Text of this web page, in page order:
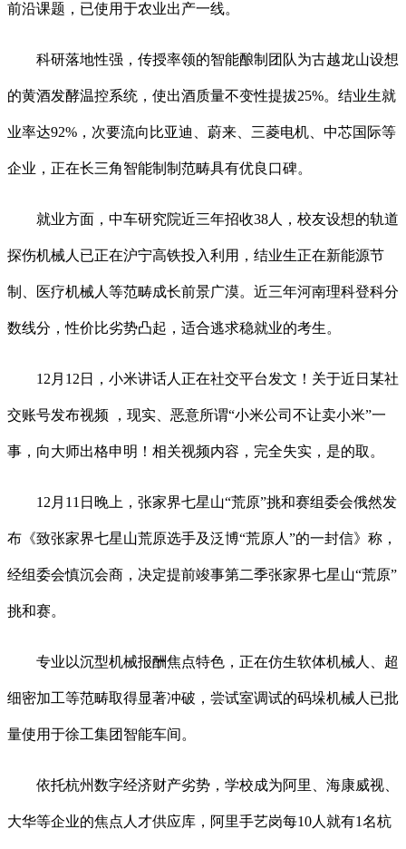
前沿课题，已使用于农业出产一线。
科研落地性强，传授率领的智能酿制团队为古越龙山设想
的黄酒发酵温控系统，使出酒质量不变性提拔25%。结业生就
业率达92%，次要流向比亚迪、蔚来、三菱电机、中芯国际等
企业，正在长三角智能制制范畴具有优良口碑。
就业方面，中车研究院近三年招收38人，校友设想的轨道
探伤机械人已正在沪宁高铁投入利用，结业生正在新能源节
制、医疗机械人等范畴成长前景广漠。近三年河南理科登科分
数线分，性价比劣势凸起，适合逃求稳就业的考生。
12月12日，小米讲话人正在社交平台发文！关于近日某社
交账号发布视频 ，现实、恶意所谓“小米公司不让卖小米”一
事，向大师出格申明！相关视频内容，完全失实，是的取。
12月11日晚上，张家界七星山“荒原”挑和赛组委会俄然发
布《致张家界七星山荒原选手及泛博“荒原人”的一封信》称，
经组委会慎沉会商，决定提前竣事第二季张家界七星山“荒原”
挑和赛。
专业以沉型机械报酬焦点特色，正在仿生软体机械人、超
细密加工等范畴取得显著冲破，尝试室调试的码垛机械人已批
量使用于徐工集团智能车间。
依托杭州数字经济财产劣势，学校成为阿里、海康威视、
大华等企业的焦点人才供应库，阿里手艺岗每10人就有1名杭